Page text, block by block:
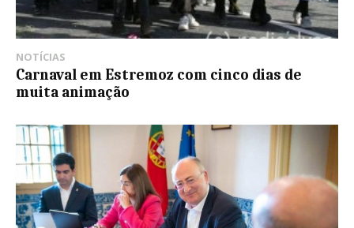
NOTÍCIAS
Carnaval em Estremoz com cinco dias de
muita animação